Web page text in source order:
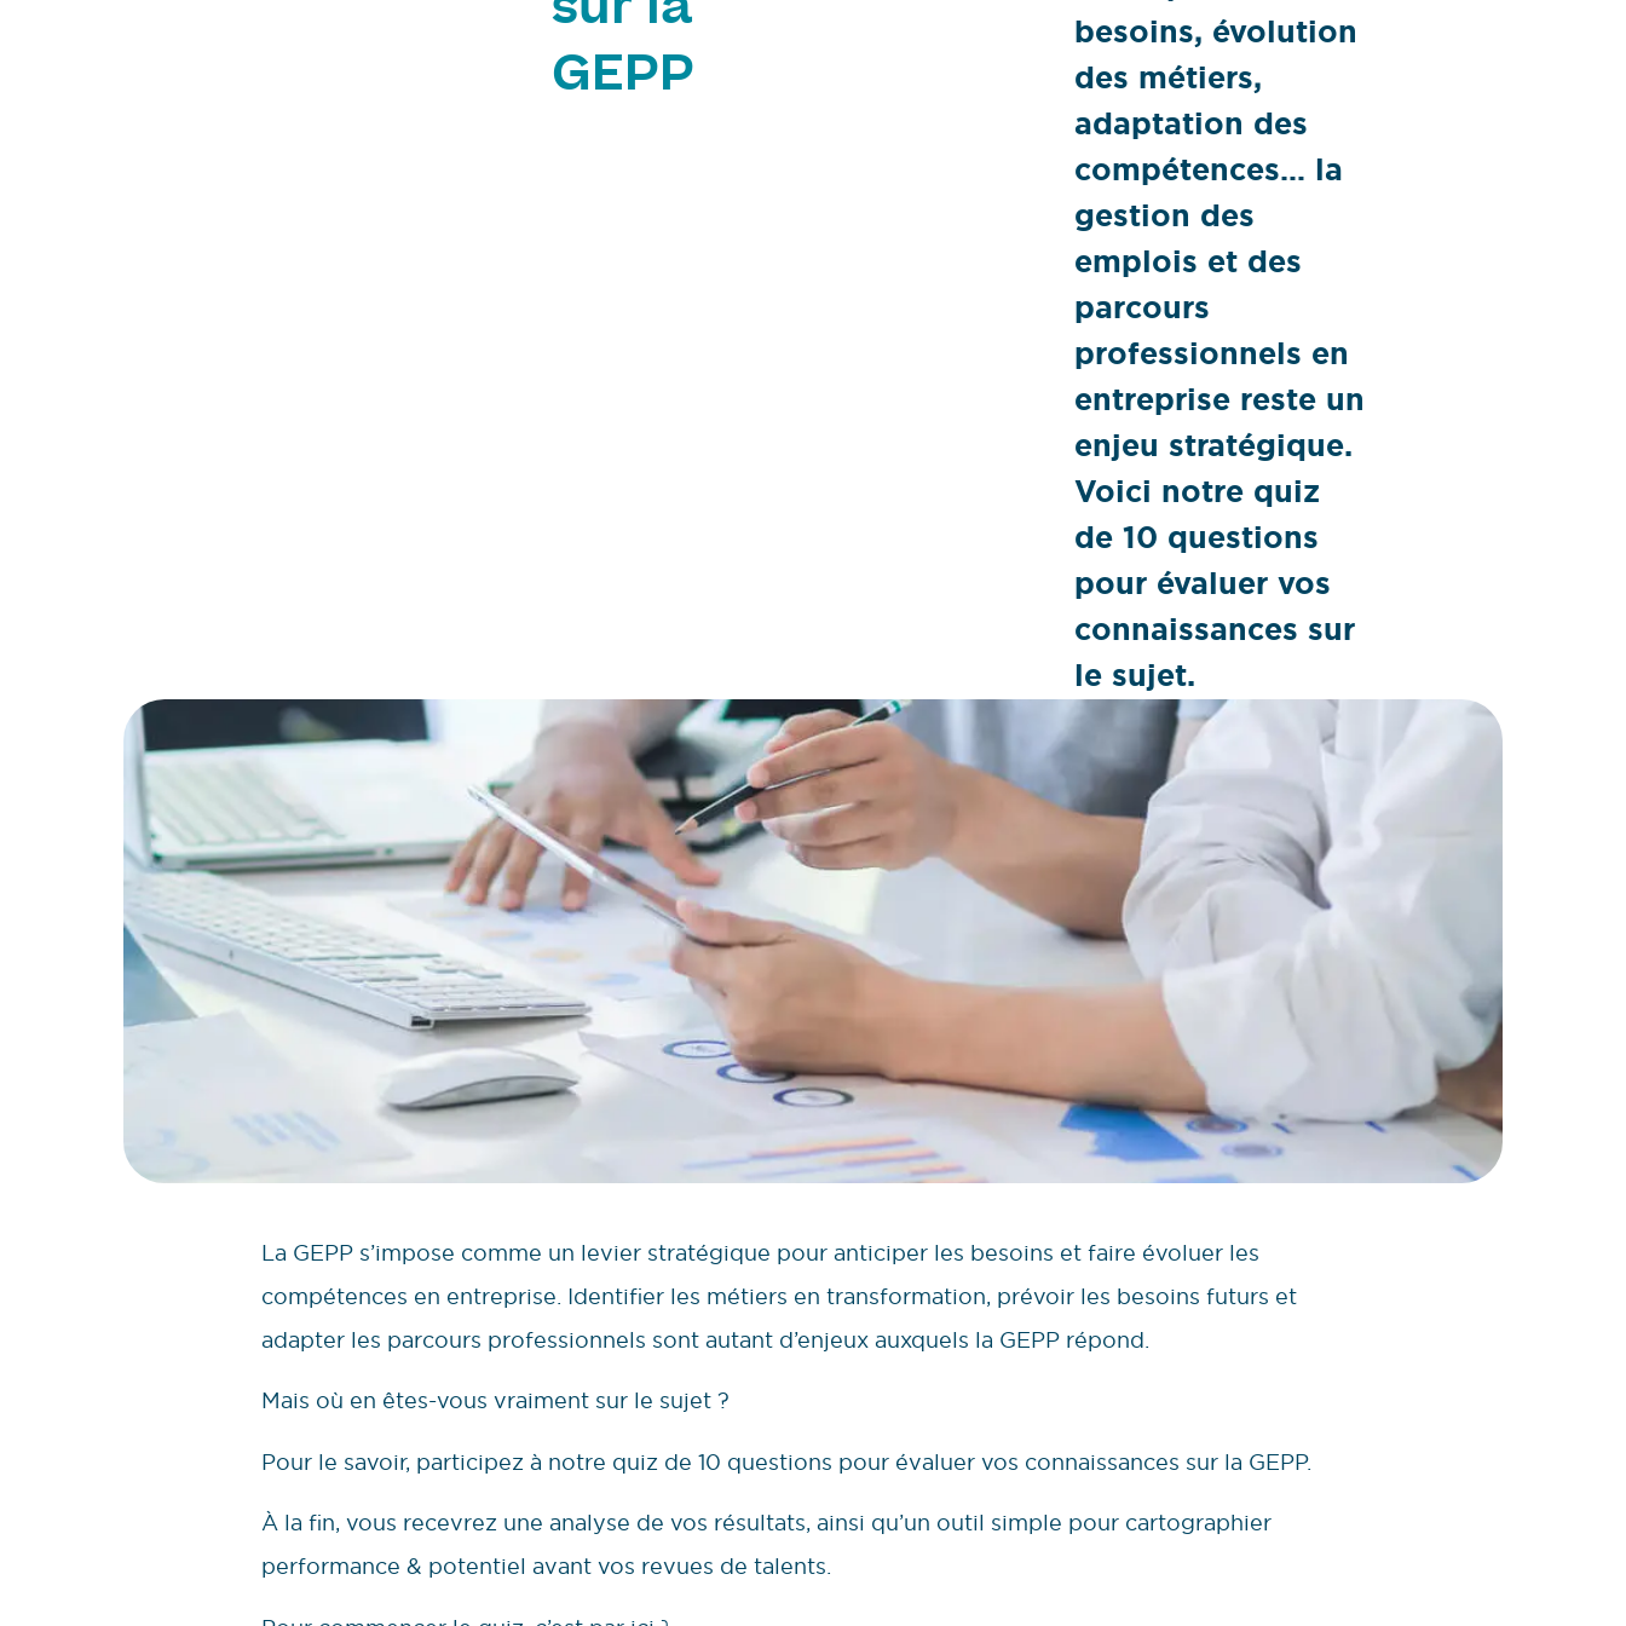
sur la
GEPP
besoins, évolution
des métiers,
adaptation des
compétences… la
gestion des
emplois et des
parcours
professionnels en
entreprise reste un
enjeu stratégique.
Voici notre quiz
de 10 questions
pour évaluer vos
connaissances sur
le sujet.
La GEPP s’impose comme un levier stratégique pour anticiper les besoins et faire évoluer les
compétences en entreprise. Identifier les métiers en transformation, prévoir les besoins futurs et
adapter les parcours professionnels sont autant d’enjeux auxquels la GEPP répond.
Mais où en êtes-vous vraiment sur le sujet ?
Pour le savoir, participez à notre quiz de 10 questions pour évaluer vos connaissances sur la GEPP.
À la fin, vous recevrez une analyse de vos résultats, ainsi qu’un outil simple pour cartographier
performance & potentiel avant vos revues de talents.